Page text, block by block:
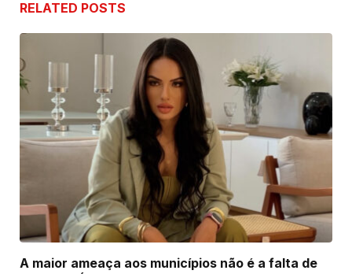
RELATED POSTS
A maior ameaça aos municípios não é a falta de